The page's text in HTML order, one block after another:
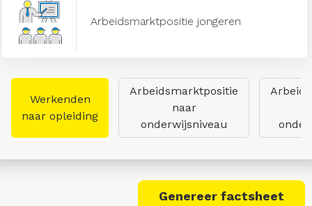
Arbeidsmarktpositie jongeren
Werkenden
naar opleiding
Arbeidsmarktpositie
naar
onderwijsniveau
Genereer factsheet